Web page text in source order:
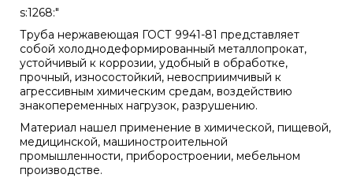
s:1268:"
Труба нержавеющая ГОСТ 9941-81 представляет
собой холоднодеформированный металлопрокат,
устойчивый к коррозии, удобный в обработке,
прочный, износостойкий, невосприимчивый к
агрессивным химическим средам, воздействию
знакопеременных нагрузок, разрушению.
Материал нашел применение в химической, пищевой,
медицинской, машиностроительной
промышленности, приборостроении, мебельном
производстве.